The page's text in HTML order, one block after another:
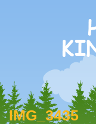
IMG_3435